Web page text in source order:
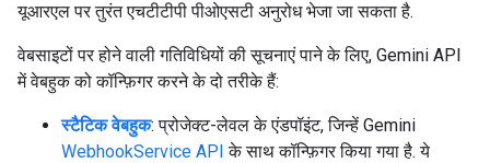
यूआरएल पर तुरंत एचटीटीपी पीओएसटी अनुरोध भेजा जा सकता है.
वेबसाइटों पर होने वाली गतिविधियों की सूचनाएं पाने के लिए, Gemini API
में वेबहुक को कॉन्फ़िगर करने के दो तरीके हैं:
स्टैटिक वेबहुक: प्रोजेक्ट-लेवल के एंडपॉइंट, जिन्हें Gemini
WebhookService API के साथ कॉन्फ़िगर किया गया है. ये